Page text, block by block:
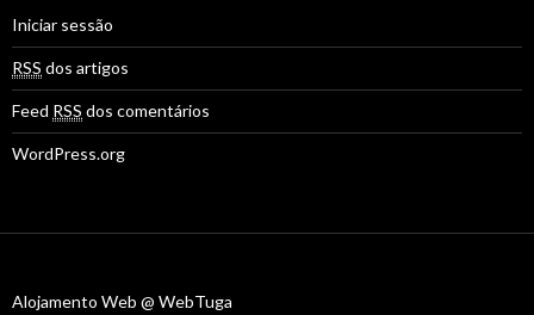
Iniciar sessão
RSS dos artigos
Feed RSS dos comentários
WordPress.org
Alojamento Web @ WebTuga